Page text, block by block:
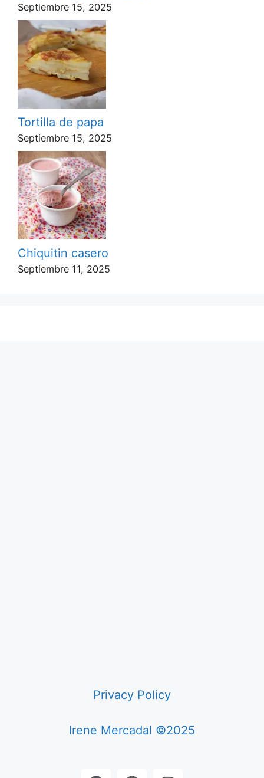
Septiembre 15, 2025
Tortilla de papa
Septiembre 15, 2025
Chiquitin casero
Septiembre 11, 2025
Privacy Policy
Irene Mercadal ©2025